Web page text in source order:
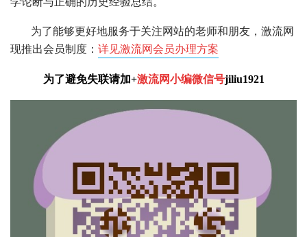
为了能够更好地服务于关注网站的老师和朋友，激流网
现推出会员制度： 详见激流网会员办理方案
为了避免失联请加+激流网小编微信号jiliu1921